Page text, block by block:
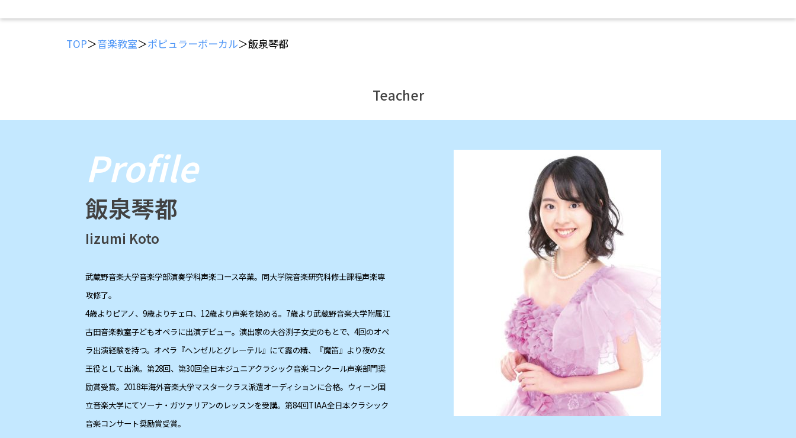
TOP＞音楽教室＞ポピュラーボーカル＞飯泉琴都
Teacher
Profile
飯泉琴都
Iizumi Koto
武蔵野音楽大学音楽学部演奏学科声楽コース卒業。同大学院音楽研究科修士課程声楽専
攻修了。
4歳よりピアノ、9歳よりチェロ、12歳より声楽を始める。7歳より武蔵野音楽大学附属江
古田音楽教室子どもオペラに出演デビュー。演出家の大谷洌子女史のもとで、4回のオペ
ラ出演経験を持つ。オペラ『ヘンゼルとグレーテル』にて露の精、『魔笛』より夜の女
王役として出演。第28回、第30回全日本ジュニアクラシック音楽コンクール声楽部門奨
励賞受賞。2018年海外音楽大学マスタークラス派遣オーディションに合格。ウィーン国
立音楽大学にてソーナ・ガツァリアンのレッスンを受講。第84回TIAA全日本クラシック
音楽コンサート奨励賞受賞。